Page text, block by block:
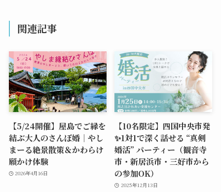
関連記事
【5/24開催】屋島でご縁を
結ぶ大人のさんぽ婚｜やし
まーる絶景散策＆かわらけ
願かけ体験
2026年4月16日
【10名限定】四国中央市発
✨1対1で深く話せる “真剣
婚活” パーティー（観音寺
市・新居浜市・三好市から
の参加OK）
2025年12月13日